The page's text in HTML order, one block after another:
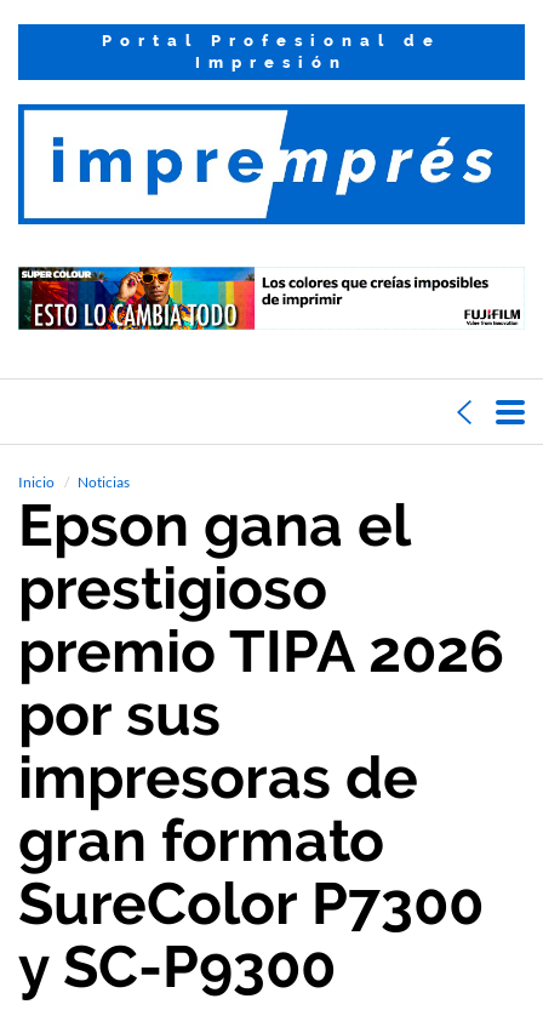
Portal Profesional de
Impresión
Inicio Noticias
Epson gana el
prestigioso
premio TIPA 2026
por sus
impresoras de
gran formato
SureColor P7300
y SC-P9300